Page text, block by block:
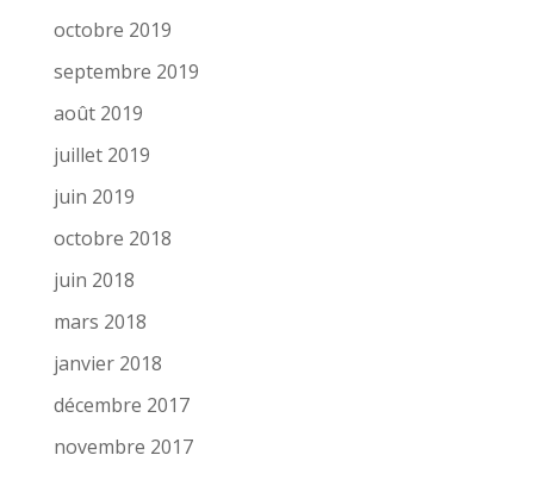
octobre 2019
septembre 2019
août 2019
juillet 2019
juin 2019
octobre 2018
juin 2018
mars 2018
janvier 2018
décembre 2017
novembre 2017